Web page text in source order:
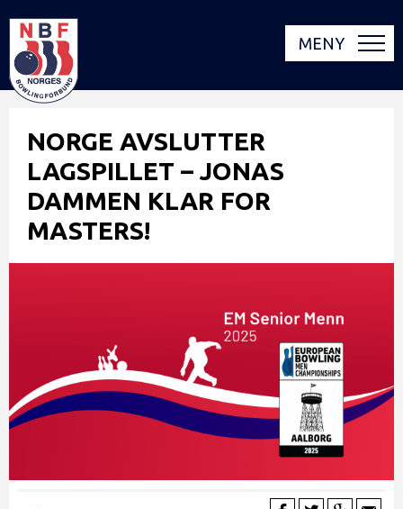
MENY
NORGE AVSLUTTER
LAGSPILLET – JONAS
DAMMEN KLAR FOR
MASTERS!